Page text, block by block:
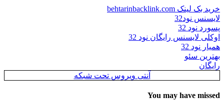
خرید بک لینک behtarinbacklink.com
لایسنس نود32
پسورد نود 32
اوکلی لایسنس رایگان نود 32
همیار نود 32
بهترین سئو
رایگان
آنتی ویروس تحت شبکه
You may have missed